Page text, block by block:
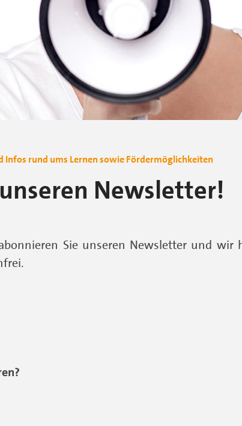
rund ums Lernen sowie Fördermöglichkeiten
Newsletter!
Sie unseren Newsletter und wir